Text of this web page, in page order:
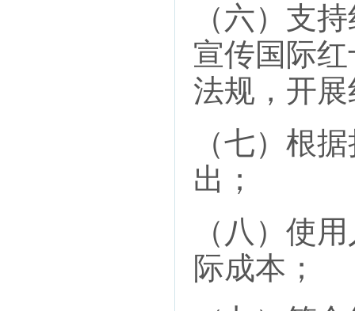
（六）支
宣传国际
法规，开
（七）根
出；
（八）使
际成本；